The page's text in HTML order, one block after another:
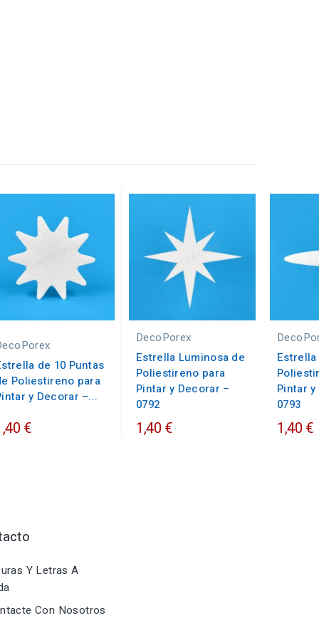
de 10 Puntas
Poliestireno para
y Decorar –...
€
DecoPorex
Estrella Luminosa de
Poliestireno para
Pintar y Decorar –
0792
1,40 €
Pintar
0793
1,40 €
Y Letras A
Con Nosotros